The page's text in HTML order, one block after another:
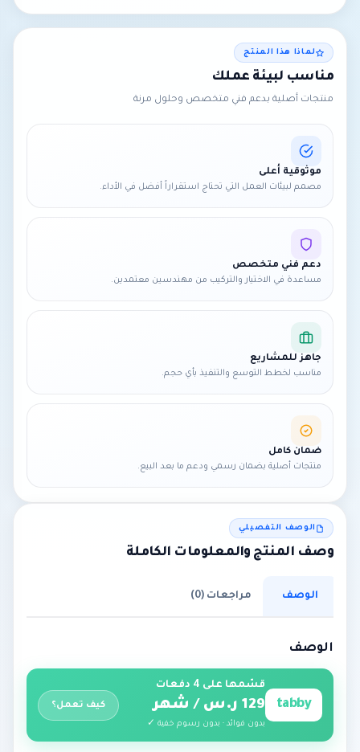
لماذا هذا المنتج
مناسب لبيئة عملك
منتجات أصلية بدعم فني متخصص وحلول مرنة
موثوقية أعلى
مصمم لبيئات العمل التي تحتاج استقراراً أفضل في الأداء.
دعم فني متخصص
مساعدة في الاختيار والتركيب من مهندسين معتمدين.
جاهز للمشاريع
مناسب لخطط التوسع والتنفيذ بأي حجم.
ضمان كامل
منتجات أصلية بضمان رسمي ودعم ما بعد البيع.
الوصف التفصيلي
وصف المنتج والمعلومات الكاملة
الوصف مراجعات (0)
الوصف
tabby
قسّمها على 4 دفعات
129 ر.س / شهر
بدون فوائد · بدون رسوم خفية ✓
كيف تعمل؟